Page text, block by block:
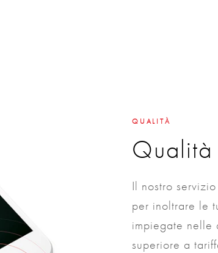
QUALITÀ
Qualità
Il nostro
per inoltrare le
impiegate nelle
superiore a